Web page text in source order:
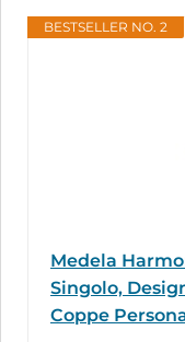
BESTSELLER NO. 2
Medela
Singolo,
Coppe